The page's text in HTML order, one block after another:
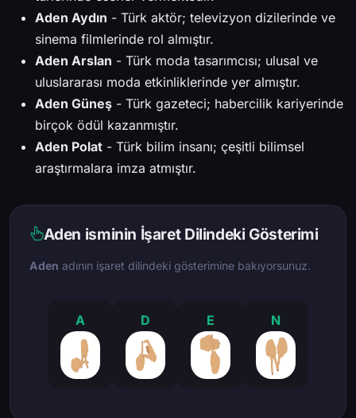
Aden Aydın - Türk aktör; televizyon dizilerinde ve
sinema filmlerinde rol almıştır.
Aden Arslan - Türk moda tasarımcısı; ulusal ve
uluslararası moda etkinliklerinde yer almıştır.
Aden Güneş - Türk gazeteci; habercilik kariyerinde
birçok ödül kazanmıştır.
Aden Polat - Türk bilim insanı; çeşitli bilimsel
araştırmalara imza atmıştır.
Aden isminin İşaret Dilindeki Gösterimi
Aden adının işaret dilindeki gösterimine bakıyorsunuz.
A D E N